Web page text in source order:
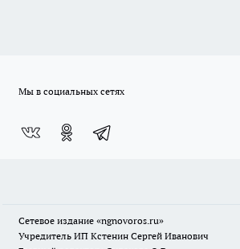
Мы в социальных сетях
Сетевое издание «ngnovoros.ru»
Учредитель ИП Кстенин Сергей Иванович